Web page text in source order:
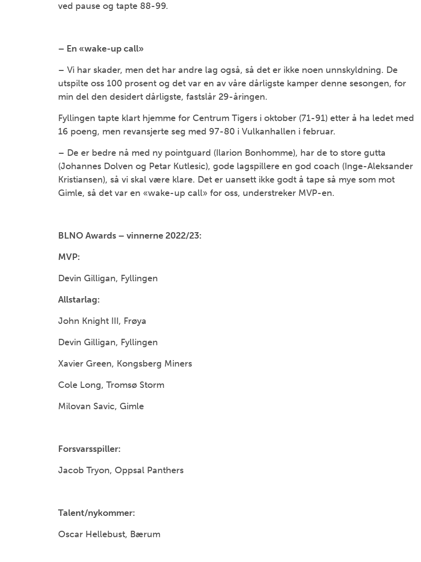
ved pause og tapte 88-99.
– En «wake-up call»
– Vi har skader, men det har andre lag også, så det er ikke noen unnskyldning. De
utspilte oss 100 prosent og det var en av våre dårligste kamper denne sesongen, for
min del den desidert dårligste, fastslår 29-åringen.
Fyllingen tapte klart hjemme for Centrum Tigers i oktober (71-91) etter å ha ledet med
16 poeng, men revansjerte seg med 97-80 i Vulkanhallen i februar.
– De er bedre nå med ny pointguard (Ilarion Bonhomme), har de to store gutta
(Johannes Dolven og Petar Kutlesic), gode lagspillere en god coach (Inge-Aleksander
Kristiansen), så vi skal være klare. Det er uansett ikke godt å tape så mye som mot
Gimle, så det var en «wake-up call» for oss, understreker MVP-en.
BLNO Awards – vinnerne 2022/23:
MVP:
Devin Gilligan, Fyllingen
Allstarlag:
John Knight III, Frøya
Devin Gilligan, Fyllingen
Xavier Green, Kongsberg Miners
Cole Long, Tromsø Storm
Milovan Savic, Gimle
Forsvarsspiller:
Jacob Tryon, Oppsal Panthers
Talent/nykommer:
Oscar Hellebust, Bærum